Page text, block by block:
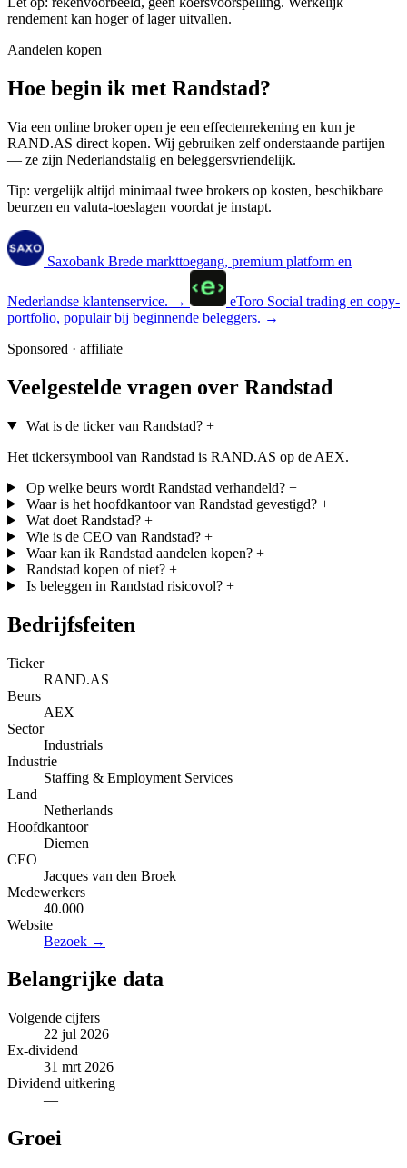
rendement kan hoger of lager uitvallen.
Aandelen kopen
Hoe begin ik met Randstad?
Via een online broker open je een effectenrekening en kun je
RAND.AS direct kopen. Wij gebruiken zelf onderstaande partijen
— ze zijn Nederlandstalig en beleggersvriendelijk.
Tip: vergelijk altijd minimaal twee brokers op kosten, beschikbare
beurzen en valuta-toeslagen voordat je instapt.
Saxobank Brede markttoegang, premium platform en
Nederlandse klantenservice. → eToro Social trading en copy-
portfolio, populair bij beginnende beleggers. →
Sponsored · affiliate
Veelgestelde vragen over Randstad
Wat is de ticker van Randstad? +
Het tickersymbool van Randstad is RAND.AS op de AEX.
Op welke beurs wordt Randstad verhandeld? +
Waar is het hoofdkantoor van Randstad gevestigd? +
Wat doet Randstad? +
Wie is de CEO van Randstad? +
Waar kan ik Randstad aandelen kopen? +
Randstad kopen of niet? +
Is beleggen in Randstad risicovol? +
Bedrijfsfeiten
Ticker
RAND.AS
Beurs
AEX
Sector
Industrials
Industrie
Staffing & Employment Services
Land
Netherlands
Hoofdkantoor
Diemen
CEO
Jacques van den Broek
Medewerkers
40.000
Website
Bezoek →
Belangrijke data
Volgende cijfers
22 jul 2026
Ex-dividend
31 mrt 2026
Dividend uitkering
—
Groei